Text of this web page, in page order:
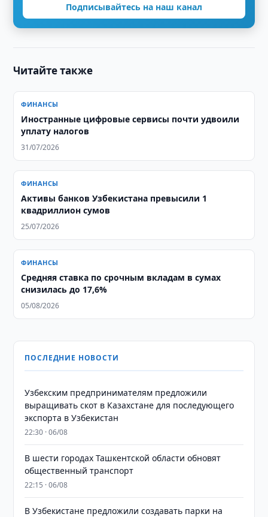
Подписывайтесь на наш канал
Читайте также
ФИНАНСЫ
Иностранные цифровые сервисы почти удвоили
уплату налогов
31/07/2026
ФИНАНСЫ
Активы банков Узбекистана превысили 1
квадриллион сумов
25/07/2026
ФИНАНСЫ
Средняя ставка по срочным вкладам в сумах
снизилась до 17,6%
05/08/2026
ПОСЛЕДНИЕ НОВОСТИ
Узбекским предпринимателям предложили
выращивать скот в Казахстане для последующего
экспорта в Узбекистан
22:30 · 06/08
В шести городах Ташкентской области обновят
общественный транспорт
22:15 · 06/08
В Узбекистане предложили создавать парки на